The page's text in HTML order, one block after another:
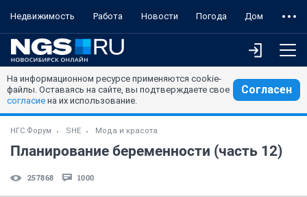
Недвижимость Работа Новости Погода Дом
На информационном ресурсе применяются cookie-
файлы. Оставаясь на сайте, вы подтверждаете свое
согласие на их использование.
Согласен